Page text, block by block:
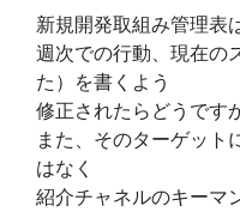
新規開発取組み管理表
週次での行動、現在の
た）を書くよう
修正されたらどうです
また、そのターゲット
はなく
紹介チャネルのキーマ